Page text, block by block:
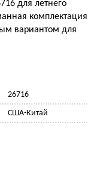
для летнего
комплектация
вариантом для
26716
США-Китай